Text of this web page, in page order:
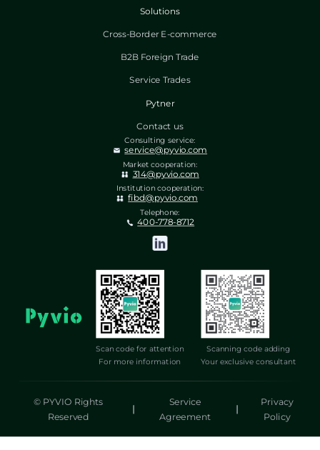
Solutions
Cross-Border E-commerce
B2B Foreign Trade
Service Trades
Pytner
Contact us
Consulting service:
service@pyvio.com
Market cooperation:
314@pyvio.com
Institution cooperation:
fibd@pyvio.com
Telephone:
400-778-8712
Scan code for attention
For more information
Scanning code adding
Your exclusive consultant
© PYVIO Rights
Reserved
|
Service
Agreement
|
Privacy
Policy